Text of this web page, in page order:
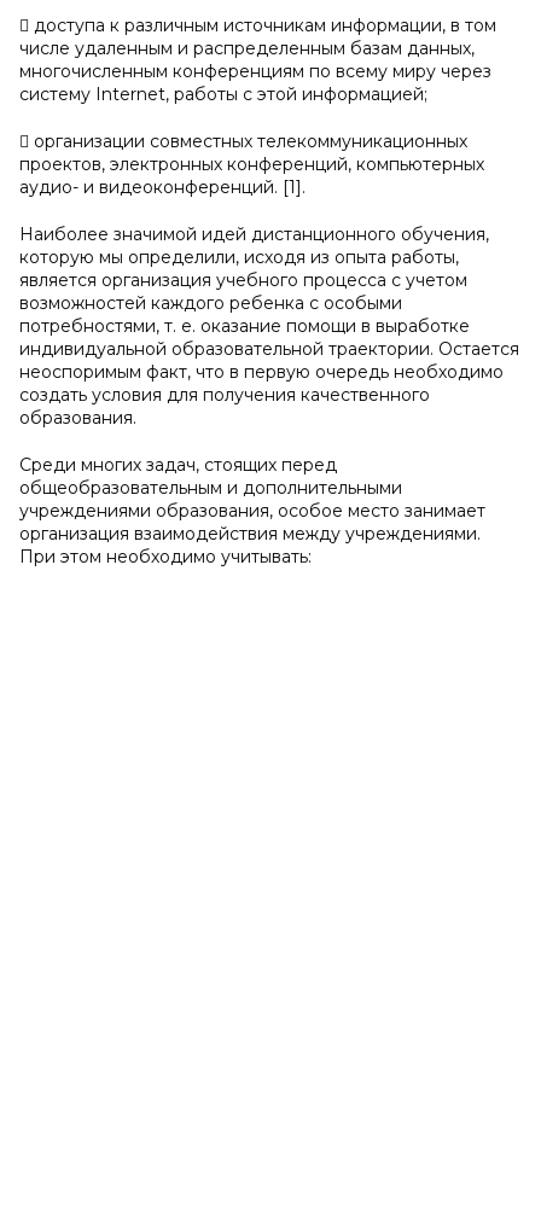
 доступа к различным источникам информации, в том
числе удаленным и распределенным базам данных,
многочисленным конференциям по всему миру через
систему Internet, работы с этой информацией;
 организации совместных телекоммуникационных
проектов, электронных конференций, компьютерных
аудио- и видеоконференций. [1].
Наиболее значимой идей дистанционного обучения,
которую мы определили, исходя из опыта работы,
является организация учебного процесса с учетом
возможностей каждого ребенка с особыми
потребностями, т. е. оказание помощи в выработке
индивидуальной образовательной траектории. Остается
неоспоримым факт, что в первую очередь необходимо
создать условия для получения качественного
образования.
Среди многих задач, стоящих перед
общеобразовательным и дополнительными
учреждениями образования, особое место занимает
организация взаимодействия между учреждениями.
При этом необходимо учитывать: